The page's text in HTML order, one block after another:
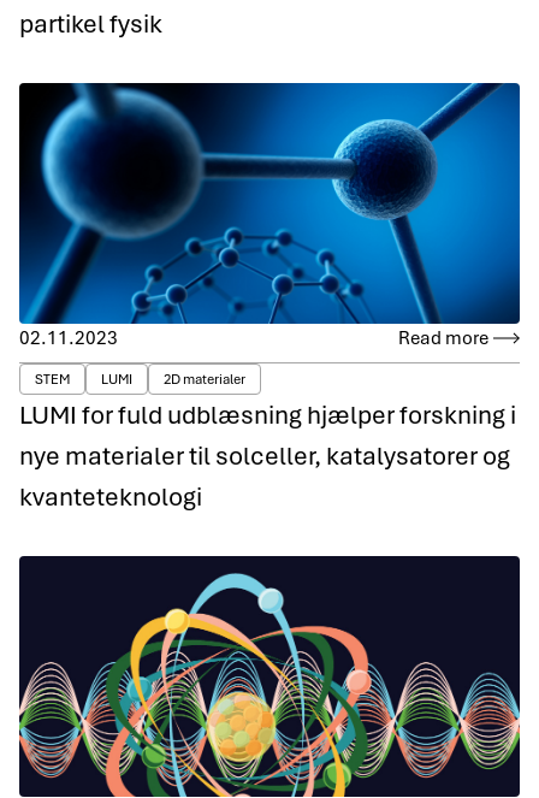
partikel fysik
02.11.2023 Read more
STEM LUMI 2D materialer
LUMI for fuld udblæsning hjælper forskning i
nye materialer til solceller, katalysatorer og
kvanteteknologi